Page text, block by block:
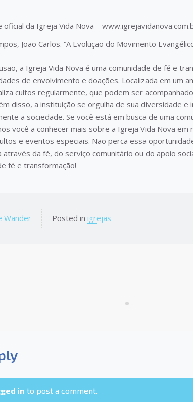
oficial da Igreja Vida Nova –
João Carlos. “A Evolução do Movimento
a Igreja Vida Nova é uma comunidade de fé e
de envolvimento e doações. Localizada em um
cultos regularmente, que podem ser
disso, a instituição se orgulha de sua diversidade e
a sociedade. Se você está em busca de uma
você a conhecer mais sobre a Igreja Vida Nova
e eventos especiais. Não perca essa
através da fé, do serviço comunitário ou do apoio
fé e transformação!
Wander Posted in igrejas
in to post a comment.